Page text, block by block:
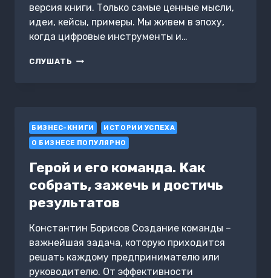
версия книги. Только самые ценные мысли,
идеи, кейсы, примеры. Мы живем в эпоху,
когда цифровые инструменты и…
СЛУШАТЬ КЛЮЧЕВЫЕ
ОПЫТ
ПРЕОБРАЗОВАНИЯ
ИНФРАСТРУКТУРЫ
НАЦИОНАЛЬНОЙ
ЭКОНОМИКИ.
МА
МЭН
ЯН
ДЕЛИ,
ВАН
ХУАЛЕЙ
БИЗНЕС-КНИГИ
ИСТОРИИ УСПЕХА
О БИЗНЕСЕ ПОПУЛЯРНО
Герой и его команда. Как
собрать, зажечь и достичь
результатов
Константин Борисов Создание команды –
важнейшая задача, которую приходится
решать каждому предпринимателю или
руководителю. От эффективности